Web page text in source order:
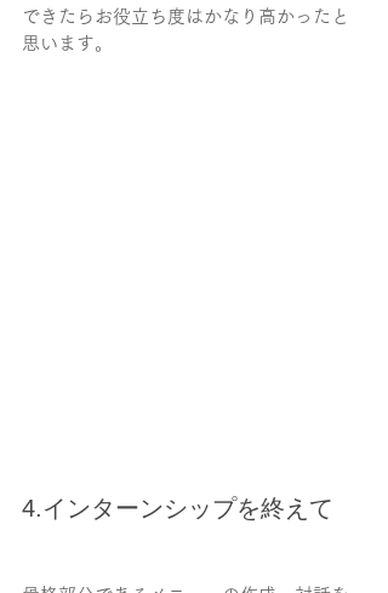
できたらお役立ち度はかなり高かったと
思います。
4.インターンシップを終えて